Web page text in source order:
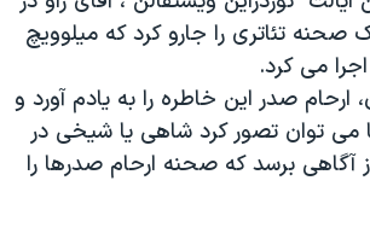
دادخواهی
۹۸
کادر رهبری ایران
صحنه تئاتری را جارو کرد که ميلوويچ
می کرد.
ارحام صدر اين خاطره را به يادم آورد و
می توان تصور کرد شاهی يا شيخی در
آگاهی برسد که صحنه ارحام صدرها را